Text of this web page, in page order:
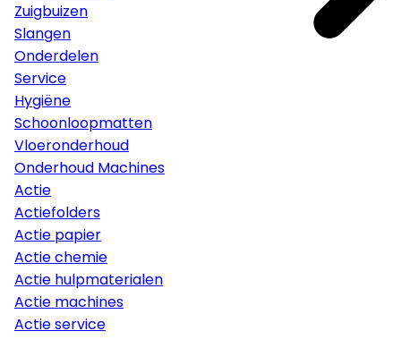
Zuigbuizen
Slangen
Onderdelen
Service
Hygiëne
Schoonloopmatten
Vloeronderhoud
Onderhoud Machines
Actie
Actiefolders
Actie papier
Actie chemie
Actie hulpmaterialen
Actie machines
Actie service